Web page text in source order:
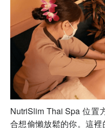
NutriSlim Thai Spa 位置
合想偷懶放鬆的你。這